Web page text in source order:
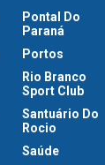
Pontal Do
Paraná
Portos
Rio Branco
Sport Club
Santuário Do
Rocio
Saúde